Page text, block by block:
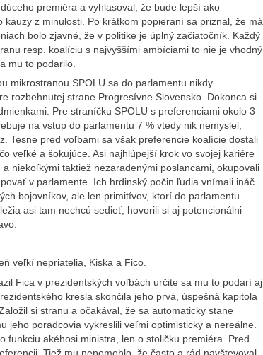
premiéra a vyhlasoval, že bude lepší ako
z minulosti. Po krátkom popieraní sa priznal, že má
bolo zjavné, že v politike je úplný začiatočník. Každý
resp. koalíciu s najvyššími ambíciami to nie je vhodný
mu to podarilo.
mikrostranou SPOLU sa do parlamentu nikdy
rozbehnutej strane Progresívne Slovensko. Dokonca si
Pre straníčku SPOLU s preferenciami okolo 3
na vstup do parlamentu 7 % vtedy nik nemyslel,
Tesne pred voľbami sa však preferencie koalície dostali
veľké a šokujúce. Asi najhlúpejší krok vo svojej kariére
niekoľkými taktiež nezaradenými poslancami, okupovali
v parlamente. Ich hrdinský počin ľudia vnímali ináč
bojovníkov, ale len primitívov, ktorí do parlamentu
asi tam nechcú sedieť, hovorili si aj potencionálni
veľkí nepriatelia, Kiska a Fico.
Fica v prezidentských voľbách určite sa mu to podarí aj
kresla skončila jeho prvá, úspešná kapitola
si stranu a očakával, že sa automaticky stane
jeho poradcovia vykreslili veľmi optimisticky a nereálne.
funkciu akéhosi ministra, len o stoličku premiéra. Pred
Tiež mu nepomohlo, že často a rád navštevoval